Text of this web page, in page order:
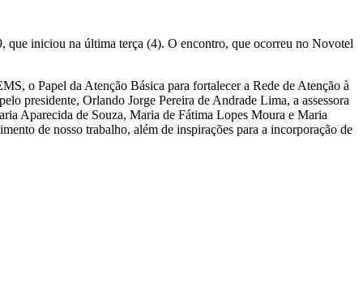
que iniciou na última terça (4). O encontro, que ocorreu no Novotel
o Papel da Atenção Básica para fortalecer a Rede de Atenção à
presidente, Orlando Jorge Pereira de Andrade Lima, a assessora
Aparecida de Souza, Maria de Fátima Lopes Moura e Maria
de nosso trabalho, além de inspirações para a incorporação de